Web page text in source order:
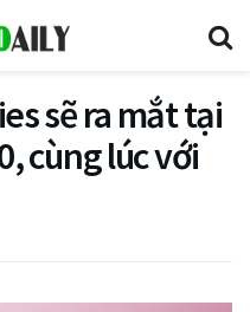
sẽ ra mắt tại
cùng lúc với